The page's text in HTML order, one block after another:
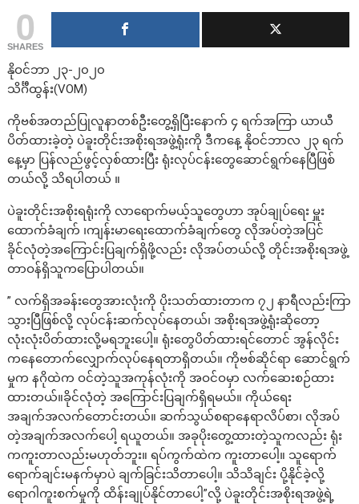
0
SHARES
နိုဝင်ဘာ ၂၃-၂၀၂၀
သိင်္ဂီထွန်း(VOM)
ကိုဗစ်အတည်ပြုလူနာတစ်ဦးတွေ့ရှိပြီးနောက် ၄ ရက်အကြာ ယာယီ
ပိတ်ထားခဲ့တဲ့ ပဲခူးတိုင်းအစိုးရအဖွဲ့ရုံးကို ဒီကနေ့ နိုဝင်ဘာလ ၂၃ ရက်
နေ့မှာ ပြန်လည်ဖွင့်လှစ်ထားပြီး ရုံးလုပ်ငန်းတွေဆောင်ရွက်နေပြီဖြစ်
တယ်လို့ သိရပါတယ် ။
ပဲခူးတိုင်းအစိုးရရုံးကို လာရောက်မယ့်သူတွေဟာ အုပ်ချုပ်ရေး မှူး
ထောက်ခံချက် ၊ကျန်းမာရေးထောက်ခံချက်တွေ လိုအပ်တဲ့အပြင်
ခိုင်လုံတဲ့အကြောင်းပြချက်ရှိဖို့လည်း လိုအပ်တယ်လို့ တိုင်းအစိုးရအဖွဲ့
တာဝန်ရှိသူကပြောပါတယ်။
” လက်ရှိအခန်းတွေအားလုံးကို ပိုးသတ်ထားတာက ၇၂ နာရီလည်းကြာ
သွားပြီဖြစ်လို့ လုပ်ငန်းဆက်လုပ်နေတယ်၊ အစိုးရအဖွဲ့ရုံးဆိုတော့
လုံးလုံးပိတ်ထားလို့မရဘူးပေါ့။ ရုံးတွေပိတ်ထားရင်တောင် အွန်လိုင်း
ကနေတောက်လျှောက်လုပ်နေရတာရှိတယ်။ ကိုဗစ်ဆိုင်ရာ ဆောင်ရွက်
မှုက နဂိုထဲက ဝင်တဲ့သူအကုန်လုံးကို အဝင်ဝမှာ လက်ဆေးစဉ်ထား
ထားတယ်။ခိုင်လုံတဲ့ အကြောင်းပြချက်ရှိရမယ်။ ကိုယ်ရေး
အချက်အလက်တောင်းတယ်။ ဆက်သွယ်စရာနေရာလိပ်စာ၊ လိုအပ်
တဲ့အချက်အလက်ပေါ့ ရယူတယ်။ အခုပိုးတွေ့ထားတဲ့သူကလည်း ရုံး
ကကူးတာလည်းမဟုတ်ဘူး။ ရပ်ကွက်ထဲက ကူးတာပေါ့။ သူရောက်
ရောက်ချင်းမနက်မှာပဲ ချက်ခြင်းသိတာပေါ့။ သိသိချင်း ပို့နိုင်ခဲ့လို့
ရောဂါကူးစက်မှုကို ထိန်းချုပ်နိုင်တာပေါ့”လို့ ပဲခူးတိုင်းအစိုးရအဖွဲ့ရဲ့